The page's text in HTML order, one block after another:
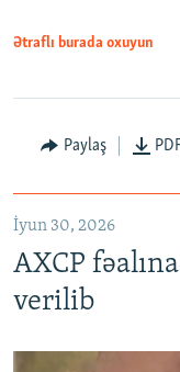
Ətraflı burada oxuyun
Paylaş PDF
İyun 30, 2026
AXCP
verilib